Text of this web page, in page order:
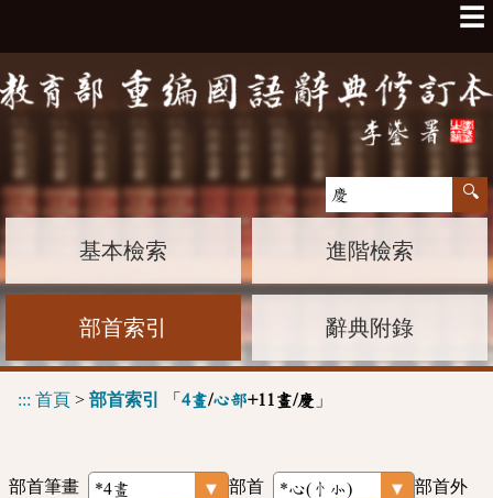
☰
基本檢索 進階檢索
部首索引 辭典附錄
::: 首頁 > 部首索引 「 4畫/心部+11畫/慶 」
部首筆畫 部首
部首外